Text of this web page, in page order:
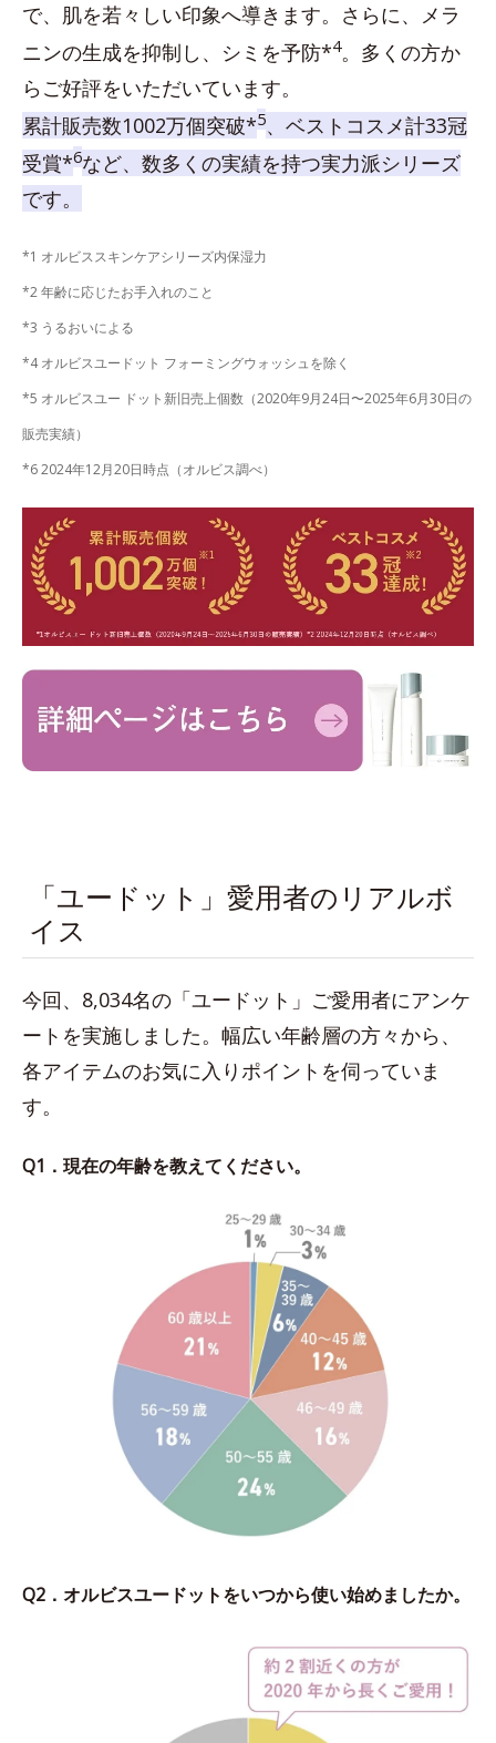
で、肌を若々しい印象へ導きます。さらに、メラ
ニンの生成を抑制し、シミを予防*4。多くの方か
らご好評をいただいています。
累計販売数1002万個突破*5、ベストコスメ計33冠
受賞*6など、数多くの実績を持つ実力派シリーズ
です。
*1 オルビススキンケアシリーズ内保湿力
*2 年齢に応じたお手入れのこと
*3 うるおいによる
*4 オルビスユードット フォーミングウォッシュを除く
*5 オルビスユー ドット新旧売上個数（2020年9月24日〜2025年6月30日の
販売実績）
*6 2024年12月20日時点（オルビス調べ）
「ユードット」愛用者のリアルボ
イス
今回、8,034名の「ユードット」ご愛用者にアンケ
ートを実施しました。幅広い年齢層の方々から、
各アイテムのお気に入りポイントを伺っていま
す。
Q1．現在の年齢を教えてください。
Q2．オルビスユードットをいつから使い始めましたか。